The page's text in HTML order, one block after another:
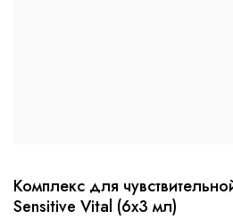
Комплекс для
Sensitive Vital (6x3 мл)